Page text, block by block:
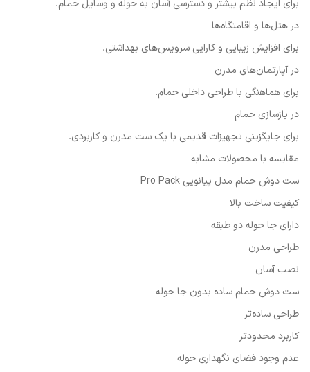
برای ایجاد نظم بیشتر و دسترسی آسان به حوله و وسایل حمام.
در هتل‌ها و اقامتگاه‌ها
برای افزایش زیبایی و کارایی سرویس‌های بهداشتی.
در آپارتمان‌های مدرن
برای هماهنگی با طراحی داخلی حمام.
در بازسازی حمام
برای جایگزینی تجهیزات قدیمی با یک ست مدرن و کاربردی.
مقایسه با محصولات مشابه
ست دوش حمام مدل پیانویی Pro Pack
کیفیت ساخت بالا
دارای جا حوله دو طبقه
طراحی مدرن
نصب آسان
ست دوش حمام ساده بدون جا حوله
طراحی ساده‌تر
کاربرد محدودتر
عدم وجود فضای نگهداری حوله